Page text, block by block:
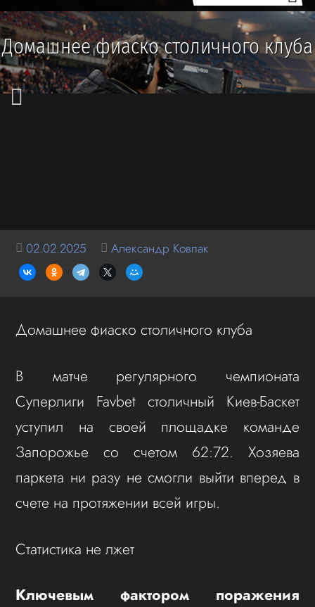
Домашнее фиаско столичного клуба
02.02.2025 Александр Ковпак
Домашнее фиаско столичного клуба
В матче регулярного чемпионата
Суперлиги Favbet столичный Киев-Баскет
уступил на своей площадке команде
Запорожье со счетом 62:72. Хозяева
паркета ни разу не смогли выйти вперед в
счете на протяжении всей игры.
Статистика не лжет
Ключевым фактором поражения